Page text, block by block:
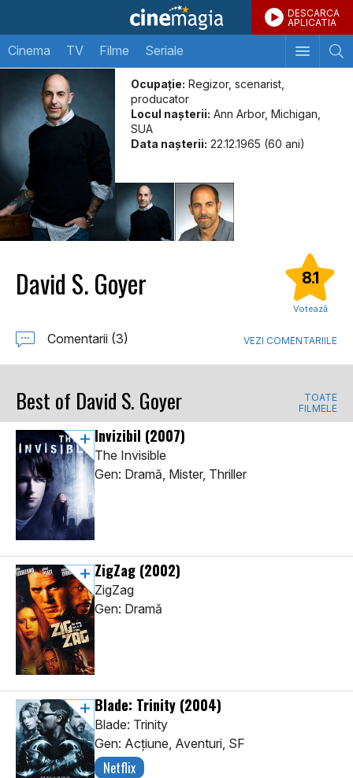
DESCARCA
APLICATIA
Cinema TV Filme Seriale
Ocupație: Regizor, scenarist,
producator
Locul naşterii: Ann Arbor, Michigan,
SUA
Data naşterii: 22.12.1965 (60 ani)
David S. Goyer 8.1
Votează
Comentarii (3) VEZI COMENTARIILE
Best of David S. Goyer
TOATE
FILMELE
Invizibil (2007)
The Invisible
Gen: Dramă, Mister, Thriller
ZigZag (2002)
ZigZag
Gen: Dramă
Blade: Trinity (2004)
Blade: Trinity
Gen: Acţiune, Aventuri, SF
Netflix